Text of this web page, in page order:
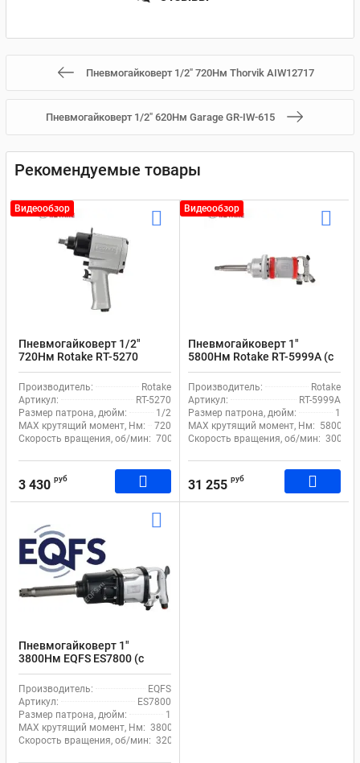
Пневмогайковерт 1/2" 720Нм Thorvik AIW12717
Пневмогайковерт 1/2" 620Нм Garage GR-IW-615
Рекомендуемые товары
Видеообзор
Пневмогайковерт 1/2"
720Нм Rotake RT-5270
Производитель:
Rotake
Артикул:
RT-5270
Размер патрона, дюйм:
1/2
MAX крутящий момент, Нм:
720
Скорость вращения, об/мин: 7000
3 430 руб
Видеообзор
Пневмогайковерт 1"
5800Нм Rotake RT-5999A (с
длинным валом)
Производитель:
Rotake
Артикул:
RT-5999A
Размер патрона, дюйм:
1
MAX крутящий момент, Нм: 5800
Скорость вращения, об/мин: 3000
31 255 руб
Пневмогайковерт 1"
3800Нм EQFS ES7800 (с
длинным валом)
Производитель:
EQFS
Артикул:
ES7800
Размер патрона, дюйм:
1
MAX крутящий момент, Нм: 3800
Скорость вращения, об/мин: 3200